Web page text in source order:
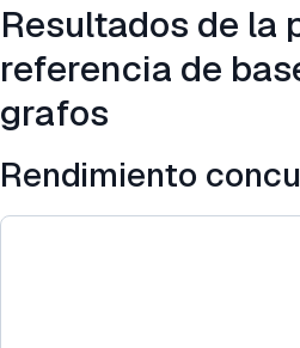
Resultados de la
referencia de
grafos
Rendimiento